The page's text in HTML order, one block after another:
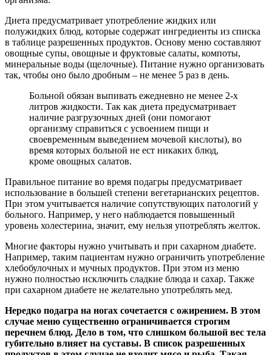
Диета предусматривает употребление жидких или
полужидких блюд, которые содержат ингредиенты из списка
в таблице разрешенных продуктов. Основу меню составляют
овощные супы, овощные и фруктовые салаты, компоты,
минеральные воды (щелочные). Питание нужно организовать
так, чтобы оно было дробным – не менее 5 раз в день.
Больной обязан выпивать ежедневно не менее 2-х
литров жидкости. Так как диета предусматривает
наличие разгрузочных дней (они помогают
организму справиться с усвоением пищи и
своевременным выведением мочевой кислоты), во
время которых больной не ест никаких блюд,
кроме овощных салатов.
Правильное питание во время подагры предусматривает
использование в большей степени вегетарианских рецептов.
При этом учитывается наличие сопутствующих патологий у
больного. Например, у него наблюдается повышенный
уровень холестерина, значит, ему нельзя употреблять желток.
Многие факторы нужно учитывать и при сахарном диабете.
Например, таким пациентам нужно ограничить употребление
хлебобулочных и мучных продуктов. При этом из меню
нужно полностью исключить сладкие блюда и сахар. Также
при сахарном диабете не желательно употреблять мед.
Нередко подагра на ногах сочетается с ожирением. В этом
случае меню существенно ограничивается строгим
перечнем блюд. Дело в том, что слишком большой вес тела
губительно влияет на суставы. В список разрешенных